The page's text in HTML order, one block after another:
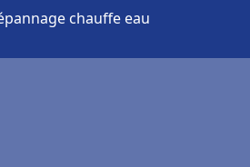
chauffe eau